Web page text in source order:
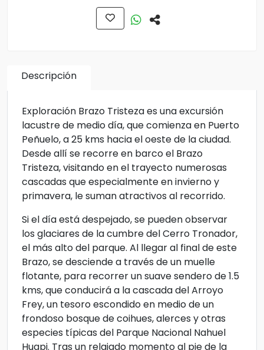
Descripción
Exploración Brazo Tristeza es una excursión
lacustre de medio día, que comienza en Puerto
Peñuelo, a 25 kms hacia el oeste de la ciudad.
Desde allí se recorre en barco el Brazo
Tristeza, visitando en el trayecto numerosas
cascadas que especialmente en invierno y
primavera, le suman atractivos al recorrido.
Si el día está despejado, se pueden observar
los glaciares de la cumbre del Cerro Tronador,
el más alto del parque. Al llegar al final de este
Brazo, se desciende a través de un muelle
flotante, para recorrer un suave sendero de 1.5
kms, que conducirá a la cascada del Arroyo
Frey, un tesoro escondido en medio de un
frondoso bosque de coihues, alerces y otras
especies típicas del Parque Nacional Nahuel
Huapi. Tras un relajado momento al pie de la